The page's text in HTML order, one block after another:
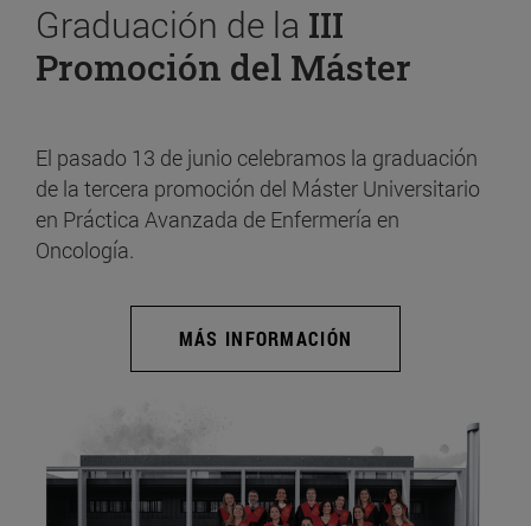
Graduación de la III
Promoción del Máster
El pasado 13 de junio celebramos la graduación
de la tercera promoción del Máster Universitario
en Práctica Avanzada de Enfermería en
Oncología.
MÁS INFORMACIÓN